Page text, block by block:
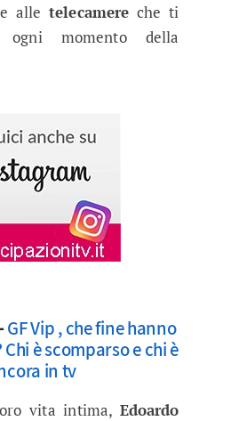
alletelecamere che ti
momento della
GF Vip , che fine hanno
è scomparso e chi è
in tv
vita intima, Edoardo